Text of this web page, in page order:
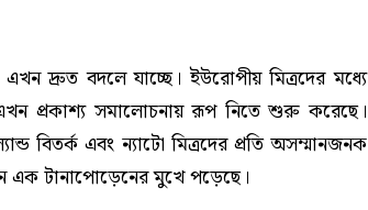
দ্রুত বদলে যাচ্ছে। ইউরোপীয় মিত্রদের মধ্যে
প্রকাশ্য সমালোচনায় রূপ নিতে শুরু করেছে।
বিতর্ক এবং ন্যাটো মিত্রদের প্রতি অসম্মানজনক
এক টানাপোড়েনের মুখে পড়েছে।